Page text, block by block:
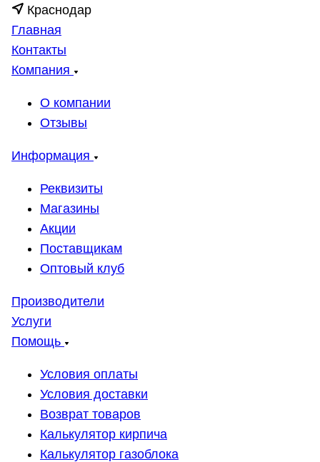
Краснодар
Главная
Контакты
Компания
О компании
Отзывы
Информация
Реквизиты
Магазины
Акции
Поставщикам
Оптовый клуб
Производители
Услуги
Помощь
Условия оплаты
Условия доставки
Возврат товаров
Калькулятор кирпича
Калькулятор газоблока